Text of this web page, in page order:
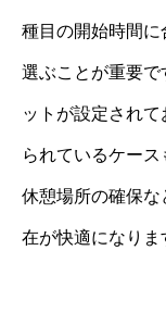
種目の開始時間
選ぶことが重要
ットが設定され
られているケース
休憩場所の確保
在が快適になりま